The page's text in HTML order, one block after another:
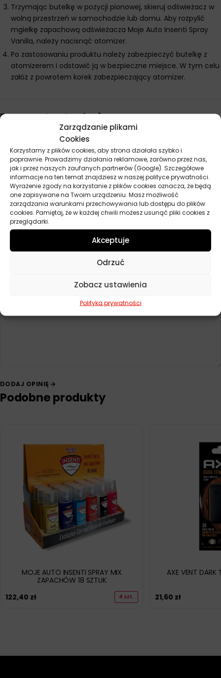
Zarządzanie plikami
Cookies
Korzystamy z plików cookies, aby strona działała szybko i
poprawnie. Prowadzimy działania reklamowe, zarówno przez nas,
jak i przez naszych zaufanych partnerów (Google). Szczegółowe
informacje na ten temat znajdziesz w naszej polityce prywatności.
Wyrażenie zgody na korzystanie z plików cookies oznacza, że będą
one zapisywane na Twoim urządzeniu. Masz możliwość
zarządzania warunkami przechowywania lub dostępu do plików
cookies. Pamiętaj, że w każdej chwili możesz usunąć pliki cookies z
przeglądarki.
Akceptuje
Odrzuć
Zobacz ustawienia
Polityka prywatności
Trzymając butelkę w pozycji pionowej, skieruj odświeżacz w
wolną przestrzeń w samochodzie lub domu. Aby rozpylić
mgiełkę zapachową odświeżacza Moje Auto Insenti Spray
Vanilla, należy nacisnąć atomizer.
Po zastosowaniu produktu należy zabezpieczyć butelkę z
atomizerem i odstawić ją w bezpieczne miejsce. W tym celu
załóż z powrotem korek zabezpieczający atomizer.
Parametry techniczne
Pojemność 50 ml
Opinie
Na razie nie ma opinii o produkcie.
DODAJ OPINIĘ
Podobne produkty
MOJE AUTO INSENTI SPRAY MIX
ZAPACHÓW 18 SZTUK
122,40 zł 4 szt.
AXE VENT
21,60 zł